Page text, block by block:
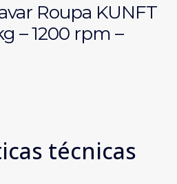
Roupa KUNFT
– 1200 rpm –
técnicas